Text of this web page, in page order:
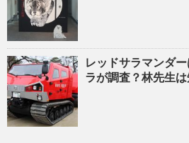
レッドサラマンダ
ラが調査？林先生